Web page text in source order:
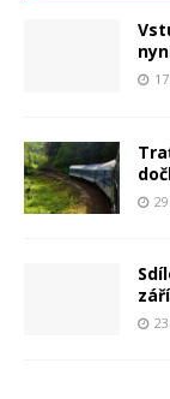
září